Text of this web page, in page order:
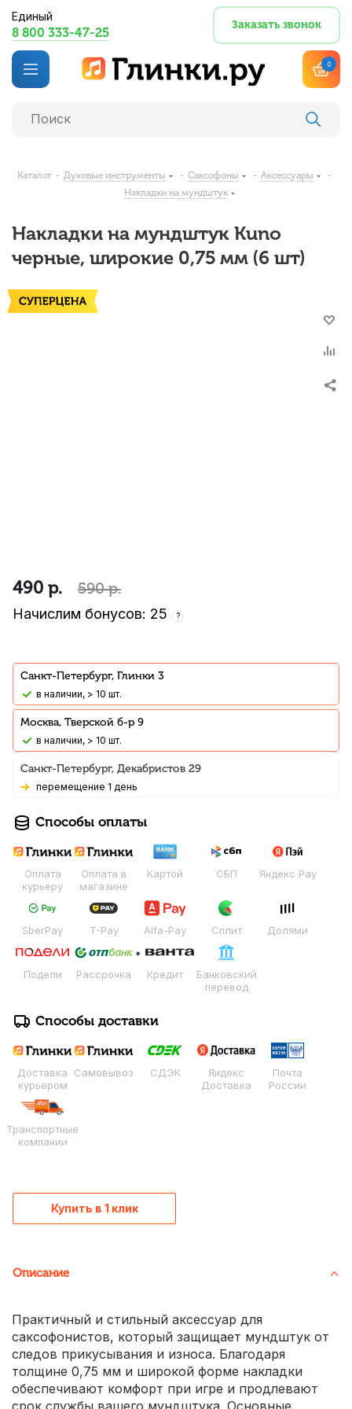
Единый
8 800 333-47-25
Заказать звонок
0
Каталог - Духовые инструменты - Саксофоны - Аксессуары
-
Накладки на мундштук
Накладки на мундштук Kuno
черные, широкие 0,75 мм (6 шт)
490 р. 590р.
Начислим бонусов: 25 ?
Санкт-Петербург, Глинки 3
В наличии, > 10 шт.
Москва, Тверской б-р 9
В наличии, > 10 шт.
Санкт-Петербург, Декабристов 29
Перемещение 1 день
Способы оплаты
Оплата
курьеру
Оплата в
магазине
Картой СБП Яндекс Pay
SberPay T-Pay Alfa-Pay Сплит Долями
Подели Рассрочка Кредит
Банковский
перевод
Способы доставки
Доставка
курьером
Самовывоз СДЭК
Яндекс
Доставка
Почта
России
Транспортные
компании
Купить в 1 клик
Описание
Практичный и стильный аксессуар для
саксофонистов, который защищает мундштук от
следов прикусывания и износа. Благодаря
толщине 0,75 мм и широкой форме накладки
обеспечивают комфорт при игре и продлевают
срок службы вашего мундштука. Основные